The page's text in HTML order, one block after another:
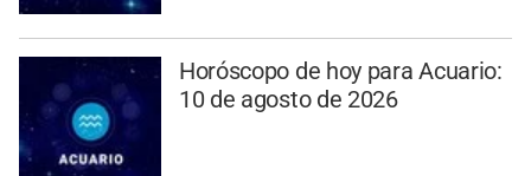
Horóscopo de hoy para Acuario:
10 de agosto de 2026